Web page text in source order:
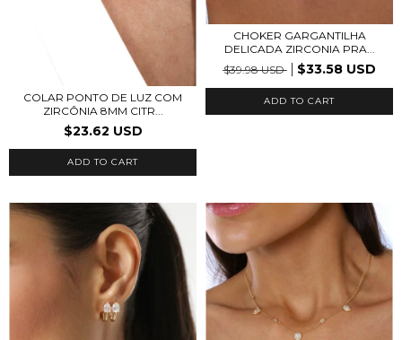
COLAR PONTO DE LUZ COM
ZIRCÔNIA 8MM CITR...
$23.62 USD
ADD TO CART
CHOKER GARGANTILHA
DELICADA ZIRCONIA PRA...
$39.98 USD
$33.58 USD